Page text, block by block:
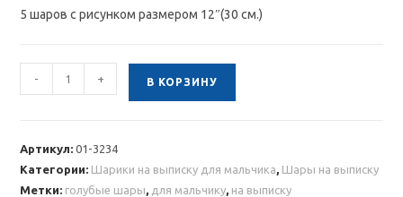
5 шаров с рисунком размером 12″(30 см.)
Количество
товара
шаров
- + В КОРЗИНУ
Артикул:01-3234
Категории: Шарики на выписку для мальчика, Шары на выписку
Метки: голубые шары, для мальчику, на выписку